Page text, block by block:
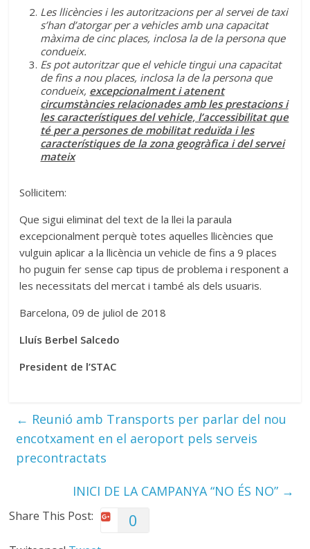
Les llicències i les autoritzacions per al servei de taxi
s’han d’atorgar per a vehicles amb una capacitat
màxima de cinc places, inclosa la de la persona que
condueix.
Es pot autoritzar que el vehicle tingui una capacitat
de fins a nou places, inclosa la de la persona que
condueix, excepcionalment i atenent
circumstàncies relacionades amb les prestacions i
les característiques del vehicle, l’accessibilitat que
té per a persones de mobilitat reduïda i les
característiques de la zona geogràfica i del servei
mateix
Sol·licitem:
Que sigui eliminat del text de la llei la paraula
excepcionalment perquè totes aquelles llicències que
vulguin aplicar a la llicència un vehicle de fins a 9 places
ho puguin fer sense cap tipus de problema i responent a
les necessitats del mercat i també als dels usuaris.
Barcelona, 09 de juliol de 2018
Lluís Berbel Salcedo
President de l’STAC
← Reunió amb Transports per parlar del nou
encotxament en el aeroport pels serveis
precontractats
INICI DE LA CAMPANYA “NO ÉS NO” →
Share This Post: 0